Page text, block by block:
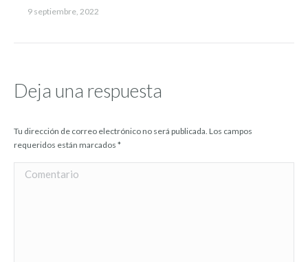
9 septiembre, 2022
Deja una respuesta
Tu dirección de correo electrónico no será publicada. Los campos
requeridos están marcados *
Comentario